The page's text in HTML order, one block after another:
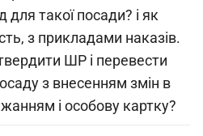
такої посади? і як
з прикладами наказів.
ШР і перевести
з внесенням змін в
і особову картку?